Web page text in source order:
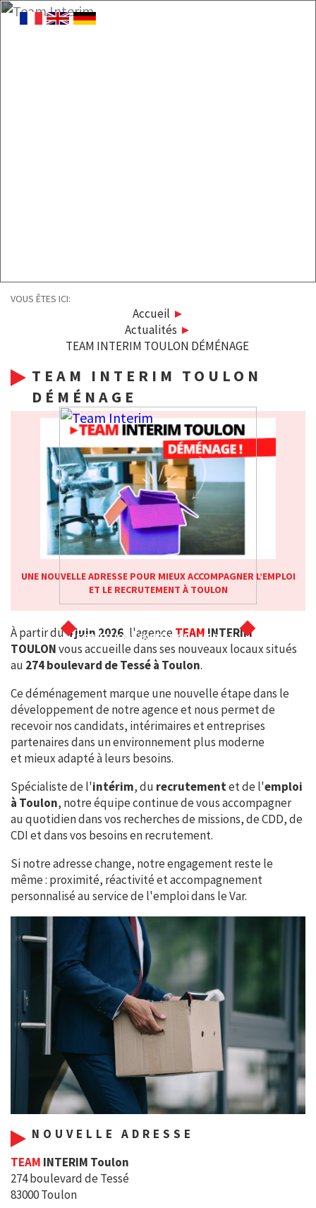
FORMATION - INSERTION - MEDICAL
VOUS ÊTES ICI:
Accueil
Actualités
TEAM INTERIM TOULON DÉMÉNAGE
TEAM INTERIM TOULON
DÉMÉNAGE
UNE NOUVELLE ADRESSE POUR MIEUX ACCOMPAGNER L’EMPLOI
ET LE RECRUTEMENT À TOULON
À partir du4 juin 2026, l'agenceTEAM INTERIM
TOULONvous accueille dans ses nouveaux locaux situés
au 274 boulevard de Tessé à Toulon.
Ce déménagement marque une nouvelle étape dans le
développement de notre agence et nous permet de
recevoir nos candidats, intérimaires et entreprises
partenaires dans un environnement plus moderne
et mieux adapté à leurs besoins.
Spécialiste de l'intérim, du recrutementet de l'emploi
à Toulon, notre équipe continue de vous accompagner
au quotidien dans vos recherches de missions, de CDD, de
CDI et dans vos besoins en recrutement.
Si notre adresse change, notre engagement reste le
même : proximité, réactivité et accompagnement
personnalisé au service de l'emploi dans le Var.
NOUVELLE ADRESSE
TEAM INTERIM Toulon
274 boulevard de Tessé
83000 Toulon